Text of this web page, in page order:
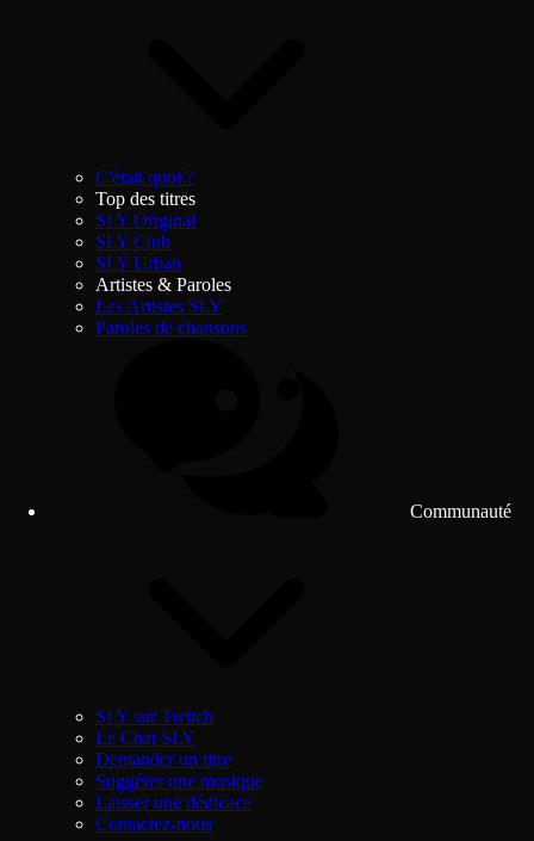
C'était quoi ?
Top des titres
SLY Original
SLY Club
SLY Urban
Artistes & Paroles
Les Artistes SLY
Paroles de chansons
Communauté
SLY sur Twitch
Le Chat SLY
Demander un titre
Suggérer une musique
Laisser une dédicace
Contactez-nous